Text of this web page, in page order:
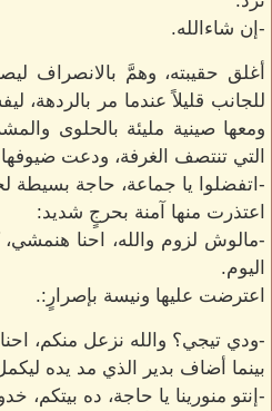
-إن شاءالله.
أغلق حقيبته، وهمَّ بالانصراف
للجانب قليلاً عندما مر بالردهة،
ومعها صينية مليئة بالحلوى
التي تنتصف الغرفة، ودعت ضيوفها
-اتفضلوا يا جماعة، حاجة بسيطة
اعتذرت منها آمنة بحرجٍ شديد:
-مالوش لزوم والله، احنا
اليوم.
اعترضت عليها ونيسة بإصرارٍ:.
-ودي تيجي؟ والله نزعل منكم،
بينما أضاف بدير الذي مد يده
-إنتو منورينا يا حاجة، ده بيتكم،